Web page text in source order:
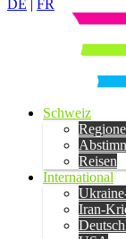
DE | FR
Schweiz
Reisen
International
Iran-